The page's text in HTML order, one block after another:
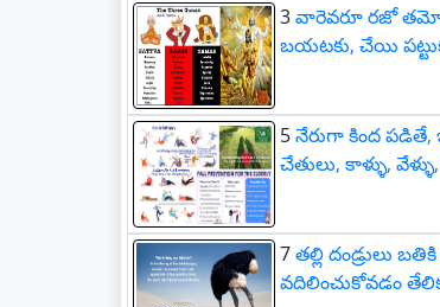
3వారెవరూ రజో తమో
బయటకు, చేయి
5నేరుగా కింద పడితే,
చేతులు, కాళ్ళు,
7తల్లి దండ్రులు
వదిలించుకోవడం